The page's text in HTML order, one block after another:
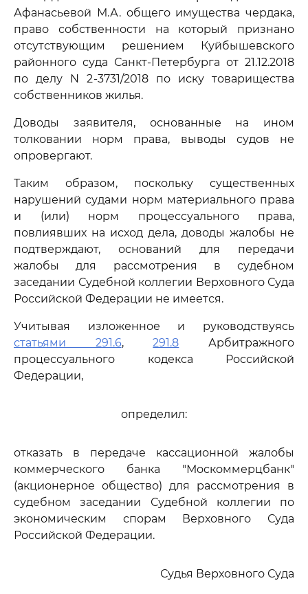
Афанасьевой М.А. общего имущества чердака,
право собственности на который признано
отсутствующим решением Куйбышевского
районного суда Санкт-Петербурга от 21.12.2018
по делу N 2-3731/2018 по иску товарищества
собственников жилья.
Доводы заявителя, основанные на ином
толковании норм права, выводы судов не
опровергают.
Таким образом, поскольку существенных
нарушений судами норм материального права
и (или) норм процессуального права,
повлиявших на исход дела, доводы жалобы не
подтверждают, оснований для передачи
жалобы для рассмотрения в судебном
заседании Судебной коллегии Верховного Суда
Российской Федерации не имеется.
Учитывая изложенное и руководствуясь
статьями 291.6,291.8 Арбитражного
процессуального кодекса Российской
Федерации,
определил:
отказать в передаче кассационной жалобы
коммерческого банка "Москоммерцбанк"
(акционерное общество) для рассмотрения в
судебном заседании Судебной коллегии по
экономическим спорам Верховного Суда
Российской Федерации.
Судья Верховного Суда